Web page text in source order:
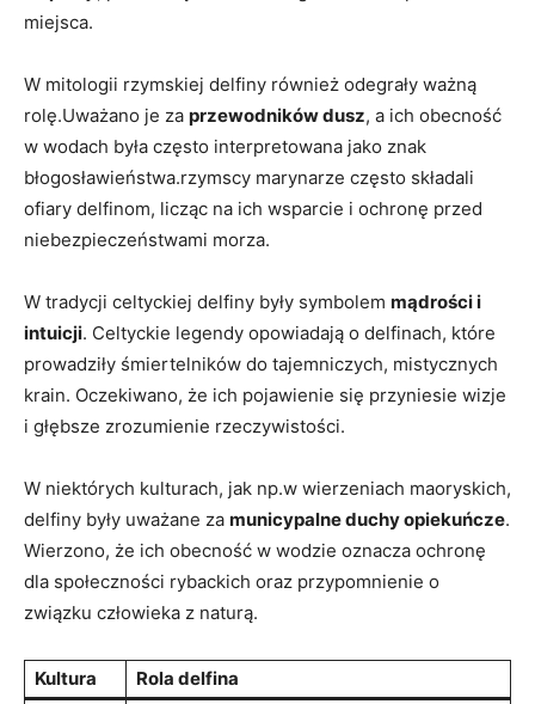
miejsca.
W mitologii rzymskiej delfiny również odegrały ważną
rolę.Uważano je za przewodników dusz, a ich obecność
w wodach była często interpretowana jako znak
błogosławieństwa.rzymscy marynarze często składali
ofiary delfinom, licząc na ich wsparcie i ochronę przed
niebezpieczeństwami morza.
W tradycji celtyckiej delfiny były symbolem mądrości i
intuicji. Celtyckie legendy opowiadają o delfinach, które
prowadziły śmiertelników do tajemniczych, mistycznych
krain. Oczekiwano, że ich pojawienie się przyniesie wizje
i głębsze zrozumienie rzeczywistości.
W niektórych kulturach, jak np.w wierzeniach maoryskich,
delfiny były uważane za municypalne duchy opiekuńcze.
Wierzono, że ich obecność w wodzie oznacza ochronę
dla społeczności rybackich oraz przypomnienie o
związku człowieka z naturą.
Kultura
Rola delfina